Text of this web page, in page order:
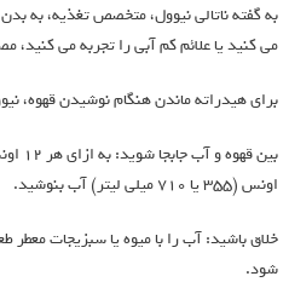
به گفته ناتالی نیوول، متخصص تغذیه،
می کنید یا علائم کم آبی را تجربه می
برای هیدراته ماندن هنگام نوشیدن قهوه،
اونس (355 یا 710 میلی لیتر) آب بنوشید.
خلاق باشید: آب را با میوه یا سبزیجات معطر
شود.